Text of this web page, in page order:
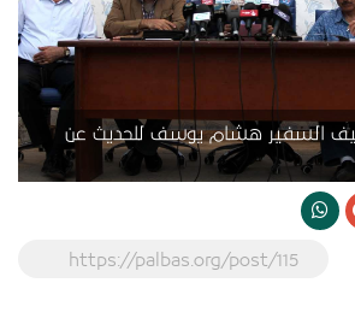
السفير هشام يوسف للحديث عن
https://palbas.org/post/115